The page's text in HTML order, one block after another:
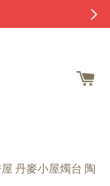
丹麥小屋燭台 陶